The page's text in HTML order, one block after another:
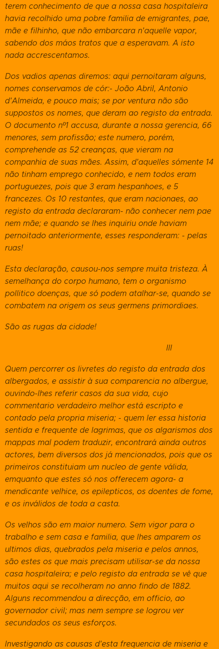
terem conhecimento de que a nossa casa hospitaleira
havia recolhido uma pobre familia de emigrantes, pae,
mãe e filhinho, que não embarcara n'aquelle vapor,
sabendo dos máos tratos que a esperavam. A isto
nada accrescentamos.
Dos vadios apenas diremos: aqui pernoitaram alguns,
nomes conservamos de cór:- João Abril, Antonio
d'Almeida, e pouco mais; se por ventura não são
suppostos os nomes, que deram ao registo da entrada.
O documento nº1 accusa, durante a nossa gerencia, 66
menores, sem profissão; este numero, porém,
comprehende as 52 creanças, que vieram na
companhia de suas mães. Assim, d'aquelles sómente 14
não tinham emprego conhecido, e nem todos eram
portuguezes, pois que 3 eram hespanhoes, e 5
francezes. Os 10 restantes, que eram nacionaes, ao
registo da entrada declararam- não conhecer nem pae
nem mãe; e quando se lhes inquiriu onde haviam
pernoitado anteriormente, esses responderam: - pelas
ruas!
Esta declaração, causou-nos sempre muita tristeza. À
semelhança do corpo humano, tem o organismo
pollitico doenças, que só podem atalhar-se, quando se
combatem na origem os seus germens primordiaes.
São as rugas da cidade!
III
Quem percorrer os livretes do registo da entrada dos
albergados, e assistir à sua comparencia no albergue,
ouvindo-lhes referir casos da sua vida, cujo
commentario verdadeiro melhor está escripto e
contado pela propria miseria; - quem ler essa historia
sentida e frequente de lagrimas, que os algarismos dos
mappas mal podem traduzir, encontrará ainda outros
actores, bem diversos dos já mencionados, pois que os
primeiros constituiam um nucleo de gente válida,
emquanto que estes só nos offerecem agora- a
mendicante velhice, os epilepticos, os doentes de fome,
e os inválidos de toda a casta.
Os velhos são em maior numero. Sem vigor para o
trabalho e sem casa e familia, que lhes amparem os
ultimos dias, quebrados pela miseria e pelos annos,
são estes os que mais precisam utilisar-se da nossa
casa hospitaleira; e pelo registo da entrada se vê que
muitos aqui se recolheram no anno findo de 1882.
Alguns recommendou a direcção, em officio, ao
governador civil; mas nem sempre se logrou ver
secundados os seus esforços.
Investigando as causas d'esta frequencia de miseria e